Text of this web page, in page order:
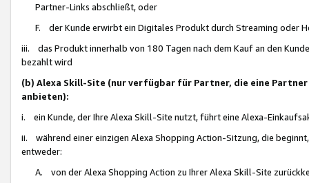
Partner-Links abschließt, oder
F. der Kunde erwirbt ein Digitales Produkt durch Streaming oder
iii. das Produkt innerhalb von 180 Tagen nach dem Kauf an den
bezahlt wird
(b) Alexa Skill-Site (nur verfügbar für Partner, die eine
anbieten):
i. ein Kunde, der Ihre Alexa Skill-Site nutzt, führt eine Alexa-
ii. während einer einzigen Alexa Shopping Action-Sitzung, die
entweder:
A. von der Alexa Shopping Action zu Ihrer Alexa Skill-Site